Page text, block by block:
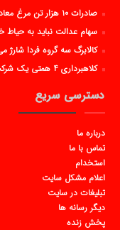
صادرات ۱۰ هزار تن مرغ معادل ۱.۵ روز تولید کشور است
سهام عدالت نباید به
کالابرگ سه گروه فردا شارژ
کلاهبرداری ۴ همتی یک شرکت مهاجرتی؛ ۳۰۰ شاکی تاکنون
دسترسی سریع
درباره ما
تماس با ما
استخدام
اعلام مشکل سایت
تبلیغات در سایت
دیگر رسانه ها
پخش زنده